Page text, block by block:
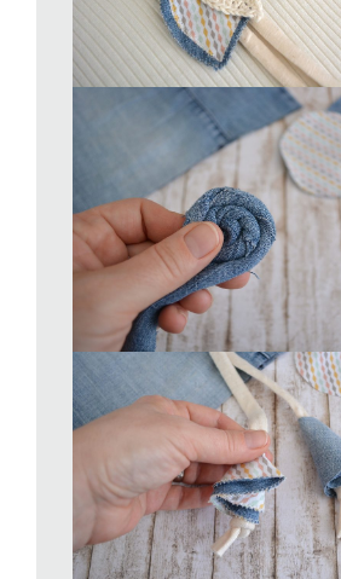
anche degli elementi decorativi come
dal jeans e fissate tutto con la colla.
a uncinetto lungo il perimetro visibile.
1m attorno al collo e andate a posare il
desiderata. Riportate il lavoro sul
passate e incollatelo sul retro per
all’altezza desiderata.
L’idea in più
Se volete una collana che si presti ad
come spilla, invece di incollare la parte
cucite sul retro una spilla di sicurezza.
decorare giacche e borse.
www.lostiledigio.ch